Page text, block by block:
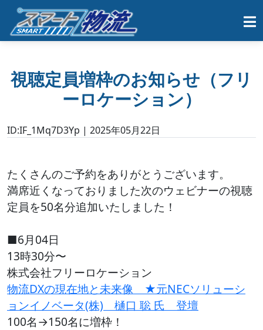
視聴定員増枠のお知らせ（フリ
ーロケーション）
ID:IF_1Mq7D3Yp | 2025年05月22日
たくさんのご予約をありがとうございます。
満席近くなっておりました次のウェビナーの視聴
定員を50名分追加いたしました！
■6月04日
13時30分〜
株式会社フリーロケーション
物流DXの現在地と未来像 ★元NECソリューシ
ョンイノベータ(株) 樋口 聡 氏 登壇
100名→150名に増枠！